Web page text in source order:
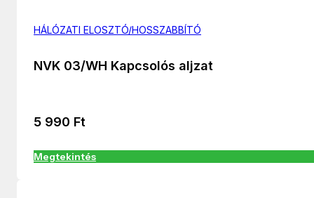
HÁLÓZATI ELOSZTÓ/HOSSZABBÍTÓ
NVK 03/WH Kapcsolós aljzat
5 990 Ft
Megtekintés